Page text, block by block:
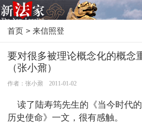
首页 > 来信照登
要对很多被理论概念化的概念
（张小鼐）
作者：张小鼐 2011-01-02
读了陆寿筠先生的《当今时代
历史使命》一文，很有感触。